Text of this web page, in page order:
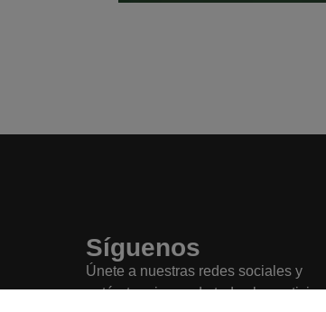
Síguenos
Únete a nuestras redes sociales y
entérate primero de todas las noticias